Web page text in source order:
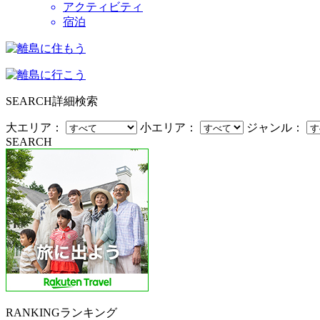
アクティビティ
宿泊
SEARCH詳細検索
大エリア： 小エリア： ジャンル：
SEARCH
RANKINGランキング